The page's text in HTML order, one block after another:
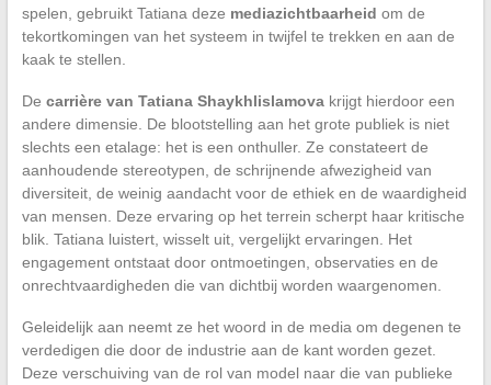
spelen, gebruikt Tatiana deze mediazichtbaarheid om de
tekortkomingen van het systeem in twijfel te trekken en aan de
kaak te stellen.
De carrière van Tatiana Shaykhlislamovakrijgt hierdoor een
andere dimensie. De blootstelling aan het grote publiek is niet
slechts een etalage: het is een onthuller. Ze constateert de
aanhoudende stereotypen, de schrijnende afwezigheid van
diversiteit, de weinig aandacht voor de ethiek en de waardigheid
van mensen. Deze ervaring op het terrein scherpt haar kritische
blik. Tatiana luistert, wisselt uit, vergelijkt ervaringen. Het
engagement ontstaat door ontmoetingen, observaties en de
onrechtvaardigheden die van dichtbij worden waargenomen.
Geleidelijk aan neemt ze het woord in de media om degenen te
verdedigen die door de industrie aan de kant worden gezet.
Deze verschuiving van de rol van model naar die van publieke